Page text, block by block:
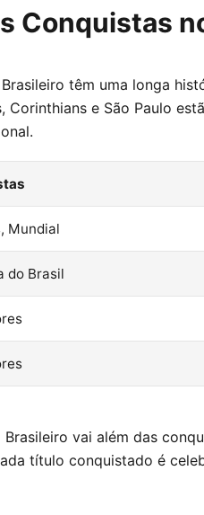
Conquistas
têm uma longa
Corinthians e São Paulo
Mundial
do Brasil
vai além das
título conquistado é